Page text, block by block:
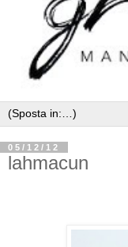
05/12/12
lahmacun